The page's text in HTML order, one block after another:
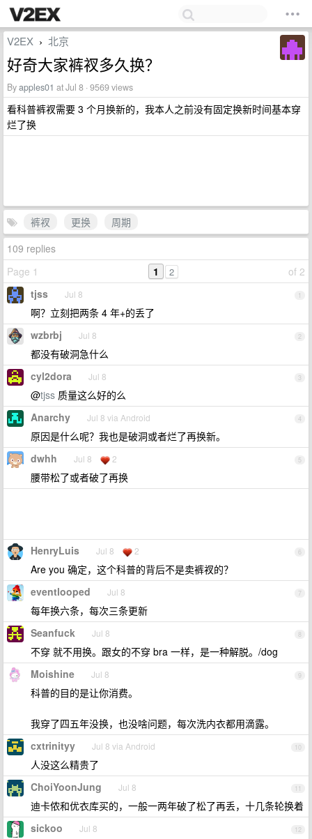
V2EX › 北京
好奇大家裤衩多久换？
Byapples01 at Jul 8 · 9569 views
看科普裤衩需要 3 个月换新的，我本人之前没有固定换新时间基本穿
烂了换
裤衩 更换
周期
109 replies
Page 1
of 2
1 2
1
tjss Jul 8
啊？立刻把两条 4 年+的丢了
2
wzbrbj Jul 8
都没有破洞急什么
3
cyl2dora Jul 8
@tjss 质量这么好的么
4
Anarchy Jul 8 via Android
原因是什么呢？我也是破洞或者烂了再换新。
5
dwhh Jul 8 2
腰带松了或者破了再换
6
HenryLuis Jul 8 2
Are you 确定，这个科普的背后不是卖裤衩的？
7
eventlooped Jul 8
每年换六条，每次三条更新
8
Seanfuck Jul 8
不穿 就不用换。跟女的不穿 bra 一样，是一种解脱。/dog
9
Moishine Jul 8
科普的目的是让你消费。
我穿了四五年没换，也没啥问题，每次洗内衣都用滴露。
10
cxtrinityy Jul 8 via Android
人没这么精贵了
11
ChoiYoonJung Jul 8
迪卡侬和优衣库买的，一般一两年破了松了再丢，十几条轮换着
12
sickoo Jul 8